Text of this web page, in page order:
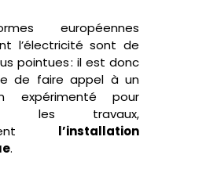
européennes
l’électricité sont de
pointues : il est donc
de faire appel à un
expérimenté pour
les travaux,
l’installation
.